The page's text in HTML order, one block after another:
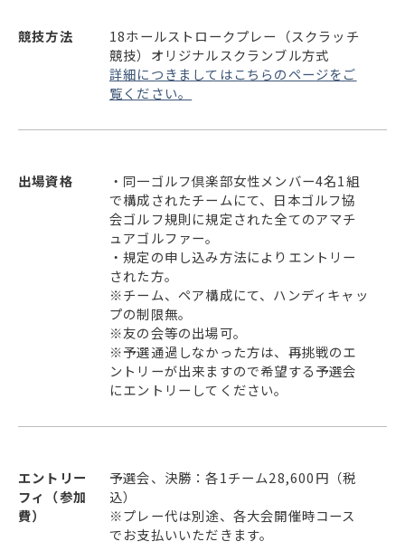
競技方法
18ホールストロークプレー（スクラッチ
競技）オリジナルスクランブル方式
詳細につきましてはこちらのページをご
覧ください。
出場資格
・同一ゴルフ倶楽部女性メンバー4名1組
で構成されたチームにて、日本ゴルフ協
会ゴルフ規則に規定された全てのアマチ
ュアゴルファー。
・規定の申し込み方法によりエントリー
された方。
※チーム、ペア構成にて、ハンディキャッ
プの制限無。
※友の会等の出場可。
※予選通過しなかった方は、再挑戦のエ
ントリーが出来ますので希望する予選会
にエントリーしてください。
エントリー
フィ（参加
費）
予選会、決勝：各1チーム28,600円（税
込）
※プレー代は別途、各大会開催時コース
でお支払いいただきます。